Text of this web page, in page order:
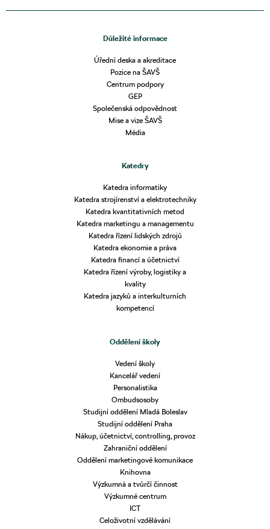
Důležité informace
Úřední deska a akreditace
Pozice na ŠAVŠ
Centrum podpory
GEP
Společenská odpovědnost
Mise a vize ŠAVŠ
Média
Katedry
Katedra informatiky
Katedra strojírenství a elektrotechniky
Katedra kvantitativních metod
Katedra marketingu a managementu
Katedra řízení lidských zdrojů
Katedra ekonomie a práva
Katedra financí a účetnictví
Katedra řízení výroby, logistiky a
kvality
Katedra jazyků a interkulturních
kompetencí
Oddělení školy
Vedení školy
Kancelář vedení
Personalistika
Ombudsosoby
Studijní oddělení Mladá Boleslav
Studijní oddělení Praha
Nákup, účetnictví, controlling, provoz
Zahraniční oddělení
Oddělení marketingové komunikace
Knihovna
Výzkumná a tvůrčí činnost
Výzkumné centrum
ICT
Celoživotní vzdělávání